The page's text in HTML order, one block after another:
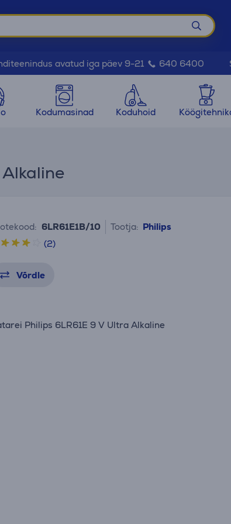
avatud iga päev 9-21 640 6400
Kodumasinad Koduhoid
6LR61E1B/10 Tootja: Philips
(2)
Võrdle
Philips 6LR61E 9 V Ultra Alkaline